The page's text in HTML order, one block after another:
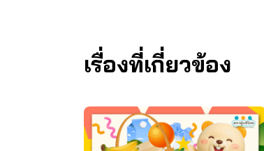
เรื่องที่เกี่ยวข้อง